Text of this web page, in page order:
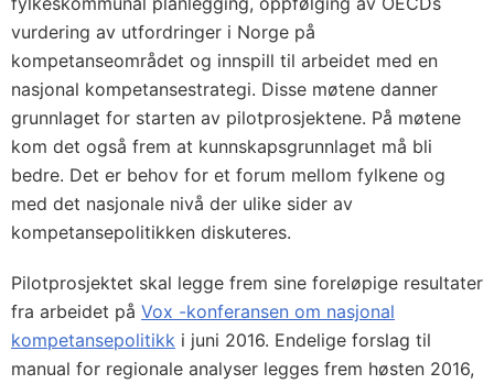
vurdering av utfordringer i Norge på
kompetanseområdet og innspill til arbeidet med en
nasjonal kompetansestrategi. Disse møtene danner
grunnlaget for starten av pilotprosjektene. På møtene
kom det også frem at kunnskapsgrunnlaget må bli
bedre. Det er behov for et forum mellom fylkene og
med det nasjonale nivå der ulike sider av
kompetansepolitikken diskuteres.
Pilotprosjektet skal legge frem sine foreløpige resultater
fra arbeidet på Vox -konferansen om nasjonal
kompetansepolitikk i juni 2016. Endelige forslag til
manual for regionale analyser legges frem høsten 2016,